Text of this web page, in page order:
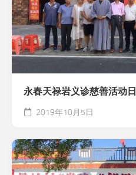
永春天禄岩义诊慈善活动日
2019年10月5日